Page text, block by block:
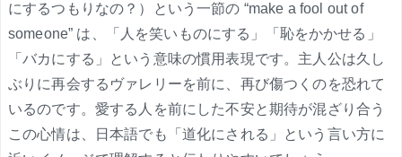
にするつもりなの？）という一節の “make a fool out of
someone” は、「人を笑いものにする」「恥をかかせる」
「バカにする」という意味の慣用表現です。主人公は久し
ぶりに再会するヴァレリーを前に、再び傷つくのを恐れて
いるのです。愛する人を前にした不安と期待が混ざり合う
この心情は、日本語でも「道化にされる」という言い方に